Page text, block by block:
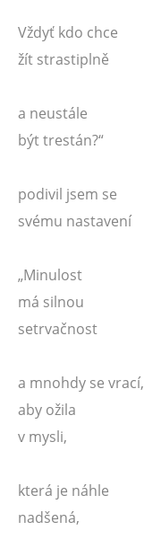
Vždyť kdo chce
žít strastiplně
a neustále
být trestán?“
podivil jsem se
svému nastavení
„Minulost
má silnou
setrvačnost
a mnohdy se vrací,
aby ožila
v mysli,
která je náhle
nadšená,